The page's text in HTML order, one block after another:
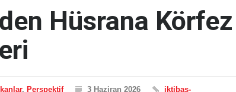
Hüsrana Körfez
, Perspektif 3 Haziran 2026 iktibas-